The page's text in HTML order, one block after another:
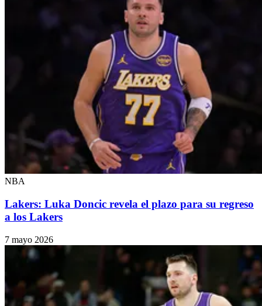
NBA
Lakers: Luka Doncic revela el plazo para su regreso
a los Lakers
7 mayo 2026